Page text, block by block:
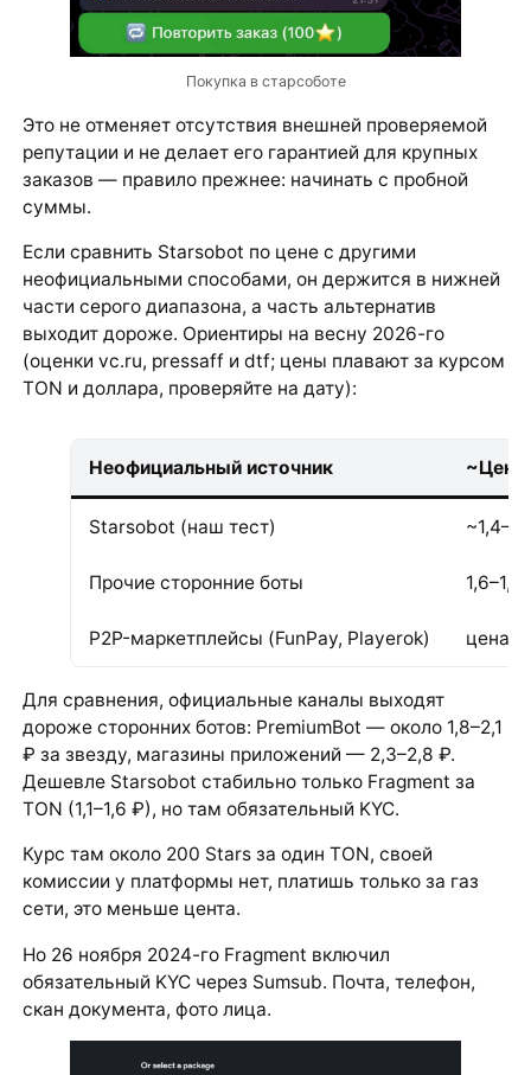
Покупка в старсоботе
Это не отменяет отсутствия внешней проверяемой
репутации и не делает его гарантией для крупных
заказов — правило прежнее: начинать с пробной
суммы.
Если сравнить Starsobot по цене с другими
неофициальными способами, он держится в нижней
части серого диапазона, а часть альтернатив
выходит дороже. Ориентиры на весну 2026-го
(оценки vc.ru, pressaff и dtf; цены плавают за курсом
TON и доллара, проверяйте на дату):
Неофициальный источник ~Цена
Starsobot (наш тест)
Прочие сторонние боты 1,6–1,8
P2P-маркетплейсы (FunPay, Playerok) цена
Для сравнения, официальные каналы выходят
дороже сторонних ботов: PremiumBot — около 1,8–2,1
₽ за звезду, магазины приложений — 2,3–2,8 ₽.
Дешевле Starsobot стабильно только Fragment за
TON (1,1–1,6 ₽), но там обязательный KYC.
Курс там около 200 Stars за один TON, своей
комиссии у платформы нет, платишь только за газ
сети, это меньше цента.
Но 26 ноября 2024-го Fragment включил
обязательный KYC через Sumsub. Почта, телефон,
скан документа, фото лица.